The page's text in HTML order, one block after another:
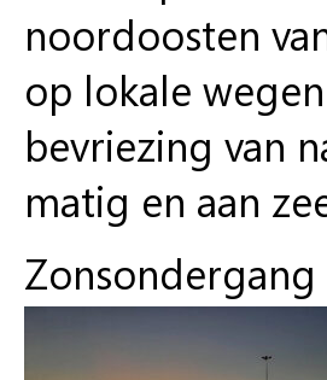
noordoosten
op lokale
bevriezing van
matig en aan